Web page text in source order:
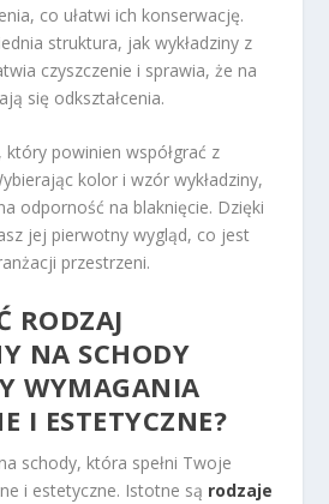
co ułatwi ich konserwację.
struktura, jak wykładziny z
czyszczenie i sprawia, że na
się odkształcenia.
powinien współgrać z
kolor i wzór wykładziny,
odporność na blaknięcie. Dzięki
jej pierwotny wygląd, co jest
przestrzeni.
RODZAJ
NA SCHODY
WYMAGANIA
I ESTETYCZNE?
schody, która spełni Twoje
i estetyczne. Istotne są rodzaje